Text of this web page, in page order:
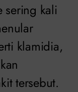
sering kali
klamidia,
tersebut.